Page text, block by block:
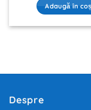
Adaugă în
Despre